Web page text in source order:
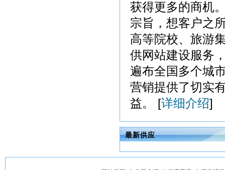
获得更多的商机
宗旨，想客户之
高等院校、旅游
供网站建设服务
遍布全国多个城
营销提供了切实
益。 [详细介绍]
最新供应